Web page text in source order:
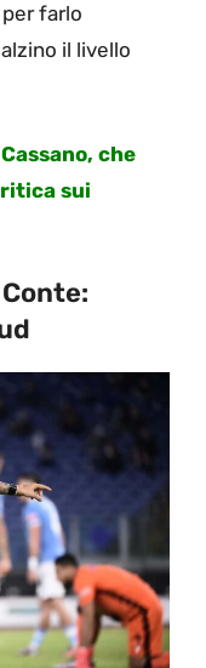
farlo
il livello
Cassano, che
sui